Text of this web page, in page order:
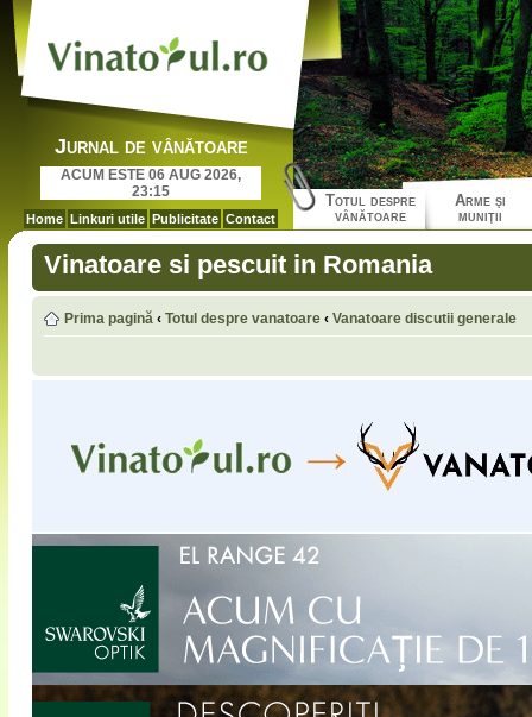
Jurnal de vânătoare
ACUM ESTE 06 AUG 2026,
23:15
Home Linkuri utile Publicitate Contact
Totul despre
vânătoare
Arme şi
muniţii
Vinatoare si pescuit in Romania
Prima pagină ‹ Totul despre vanatoare ‹ Vanatoare discutii generale